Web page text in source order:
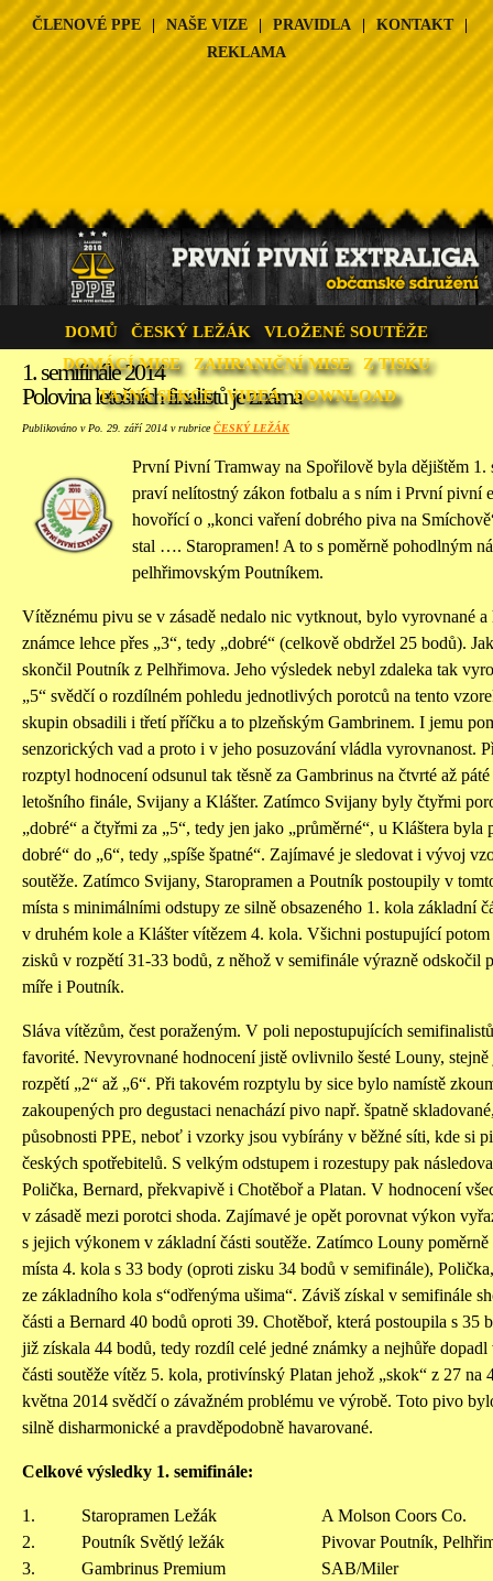
ČLENOVÉ PPE | NAŠE VIZE | PRAVIDLA | KONTAKT |
REKLAMA
DOMŮ ČESKÝ LEŽÁK
VLOŽENÉ SOUTĚŽE
DOMÁCÍ MISE
ZAHRANIČNÍ MISE
Z TISKU
TAJNÁ SEKCE
VIDEA DOWNLOAD
1. semifinále 2014
Polovina letošních finalistů je známa
Publikováno v Po. 29. září 2014 v rubriceČESKÝ LEŽÁK
První Pivní Tramway na Spořilově byla dějištěm
praví nelítostný zákon fotbalu a s ním i První pivní
hovořící o „konci vaření dobrého piva na
stal …. Staropramen! A to s poměrně pohodlným
pelhřimovským Poutníkem.
Vítěznému pivu se v zásadě nedalo nic vytknout, bylo vyrovnané a
známce lehce přes „3“, tedy „dobré“ (celkově obdržel 25 bodů).
skončil Poutník z Pelhřimova. Jeho výsledek nebyl zdaleka tak
„5“ svědčí o rozdílném pohledu jednotlivých porotců na tento
skupin obsadili i třetí příčku a to plzeňským Gambrinem. I jemu
senzorických vad a proto i v jeho posuzování vládla vyrovnanost.
rozptyl hodnocení odsunul tak těsně za Gambrinus na čtvrté až
letošního finále, Svijany a Klášter. Zatímco Svijany byly čtyřmi
„dobré“ a čtyřmi za „5“, tedy jen jako „průměrné“, u Kláštera
dobré“ do „6“, tedy „spíše špatné“. Zajímavé je sledovat i vývoj
soutěže. Zatímco Svijany, Staropramen a Poutník postoupily v
místa s minimálními odstupy ze silně obsazeného 1. kola základní
v druhém kole a Klášter vítězem 4. kola. Všichni postupující
zisků v rozpětí 31-33 bodů, z něhož v semifinále výrazně odskočil
míře i Poutník.
Sláva vítězům, čest poraženým. V poli nepostupujících
favorité. Nevyrovnané hodnocení jistě ovlivnilo šesté Louny,
rozpětí „2“ až „6“. Při takovém rozptylu by sice bylo namístě
zakoupených pro degustaci nenachází pivo např. špatně
působnosti PPE, neboť i vzorky jsou vybírány v běžné síti, kde si
českých spotřebitelů. S velkým odstupem i rozestupy pak
Polička, Bernard, překvapivě i Chotěboř a Platan. V hodnocení
v zásadě mezi porotci shoda. Zajímavé je opět porovnat výkon
s jejich výkonem v základní části soutěže. Zatímco Louny
místa 4. kola s 33 body (oproti zisku 34 bodů v semifinále),
ze základního kola s“odřenýma ušima“. Záviš získal v semifinále
části a Bernard 40 bodů oproti 39. Chotěboř, která postoupila s 35
již získala 44 bodů, tedy rozdíl celé jedné známky a nejhůře
části soutěže vítěz 5. kola, protivínský Platan jehož „skok“ z 27
května 2014 svědčí o závažném problému ve výrobě. Toto pivo
silně disharmonické a pravděpodobně havarované.
Celkové výsledky 1. semifinále:
1. Staropramen Ležák
A Molson Coors Co.
2.
Poutník Světlý ležák
Pivovar Poutník,
3.
Gambrinus Premium
SAB/Miler